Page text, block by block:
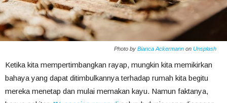
Photo by Bianca Ackermann on Unsplash
Ketika kita mempertimbangkan rayap, mungkin kita memikirkan
bahaya yang dapat ditimbulkannya terhadap rumah kita begitu
mereka menetap dan mulai memakan kayu. Namun faktanya,